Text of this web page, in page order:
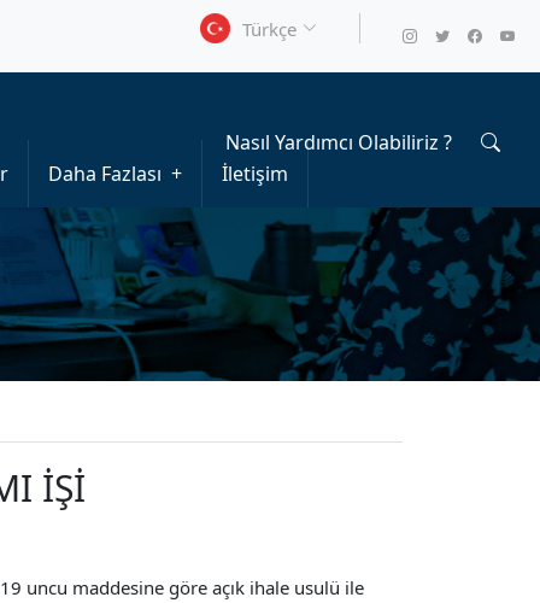
Türkçe
Daha Fazlası İletişim
Nasıl Yardımcı Olabiliriz ?
İŞİ
19 uncu maddesine göre açık ihale usulü ile